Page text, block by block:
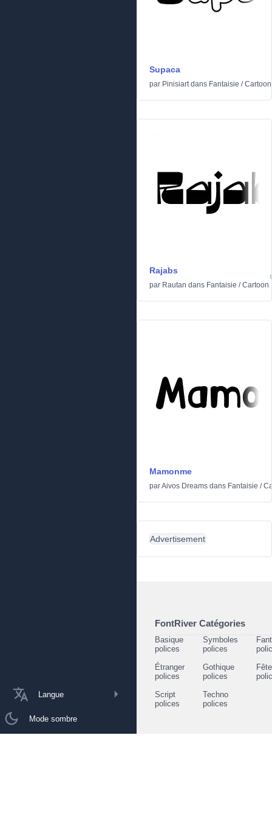
Langue
Mode sombre
Supaca
par Pinisiartdans Fantaisie /Cartoon
Rajabs
par Rautan dans Fantaisie /Cartoon
Mamonme
parAivos Dreams dans Fantaisie /
Advertisement
FontRiver Catégories
Basique
polices
Symboles
polices
Étranger
polices
Gothique
polices
Script
polices
Techno
polices